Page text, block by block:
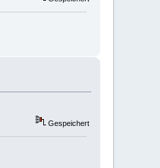
Gespeichert